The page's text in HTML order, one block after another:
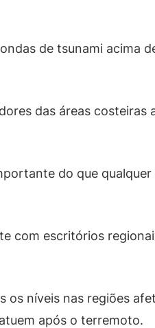
de tsunami acima
das áreas
do que
com escritórios
níveis nas regiões
após o terremoto.